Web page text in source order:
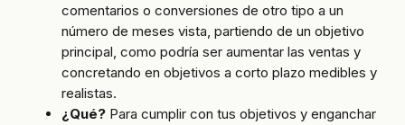
comentarios o conversiones de otro tipo a un
número de meses vista, partiendo de un objetivo
principal, como podría ser aumentar las ventas y
concretando en objetivos a corto plazo medibles y
realistas.
¿Qué? Para cumplir con tus objetivos y enganchar